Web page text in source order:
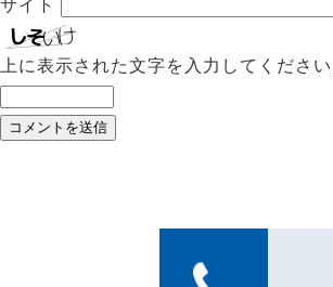
サイト
上に表示された文字を入力してください